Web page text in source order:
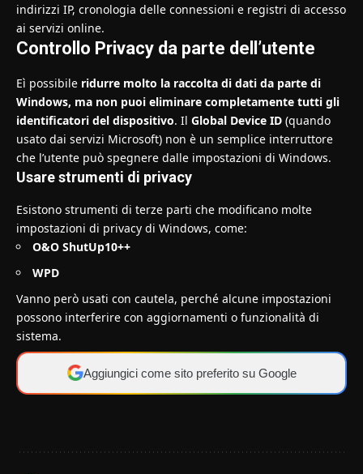
indirizzi IP, cronologia delle connessioni e registri di accesso
ai servizi online.
Controllo Privacy da parte dell’utente
Eì possibile ridurre molto la raccolta di dati da parte di
Windows, ma non puoi eliminare completamente tutti gli
identificatori del dispositivo. Il Global Device ID (quando
usato dai servizi Microsoft) non è un semplice interruttore
che l’utente può spegnere dalle impostazioni di Windows.
Usare strumenti di privacy
Esistono strumenti di terze parti che modificano molte
impostazioni di privacy di Windows, come:
O&O ShutUp10++
WPD
Vanno però usati con cautela, perché alcune impostazioni
possono interferire con aggiornamenti o funzionalità di
sistema.
Aggiungici come sito preferito su Google